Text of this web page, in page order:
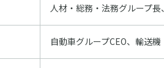
人材・総務・法務グループ長
自動車グループCEO、輸送